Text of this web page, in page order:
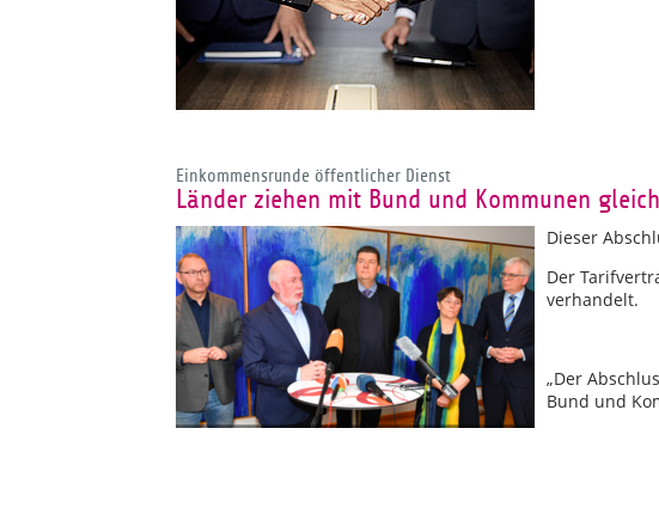
Einkommensrunde öffentlicher Dienst
Länder ziehen mit Bund und Kommunen gleich
Dieser
Der
verhandelt.
„Der
Bund und